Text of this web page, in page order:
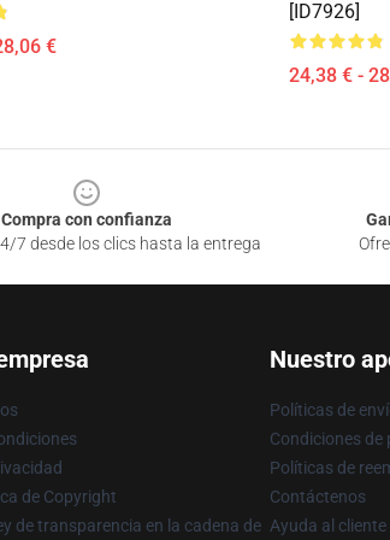
€
[ID7926]
24,38 € -
Compra con confianza
7 desde los clics hasta la entrega
de Copyright
de transparencia en la cadena de
Nuestro
Políticas de
Condiciones de
Políticas de
Contáctenos
Ayuda al cliente